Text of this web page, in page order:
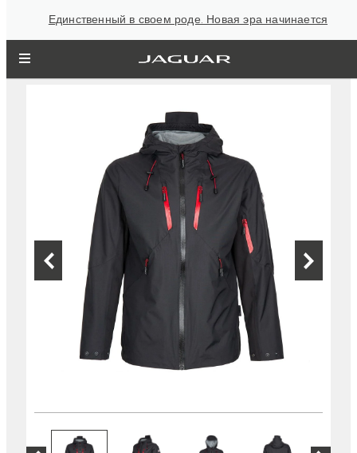
Единственный в своем роде. Новая эра начинается